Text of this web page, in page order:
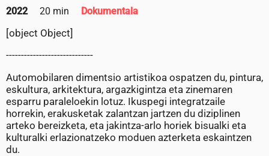
2022 20 min Dokumentala
[object Object]
-----------------------------
Automobilaren dimentsio artistikoa ospatzen du, pintura,
eskultura, arkitektura, argazkigintza eta zinemaren
esparru paraleloekin lotuz. Ikuspegi integratzaile
horrekin, erakusketak zalantzan jartzen du diziplinen
arteko bereizketa, eta jakintza-arlo horiek bisualki eta
kulturalki erlazionatzeko moduen azterketa eskaintzen
du.